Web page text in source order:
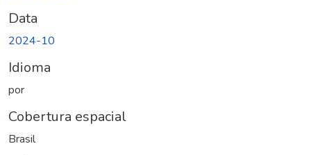
Data
2024-10
Idioma
por
Cobertura espacial
Brasil